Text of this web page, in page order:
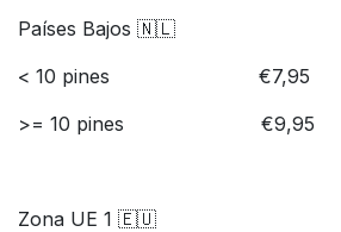
Países Bajos 🇳🇱
< 10 pines
​€7,95
>= 10 pines
​€9,95
Zona UE 1 🇪🇺